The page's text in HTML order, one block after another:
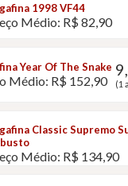
1998 VF44
Médio: R$ 82,90
Year Of The Snake
Médio: R$ 152,90 (1
Classic Supremo
Médio: R$ 134,90